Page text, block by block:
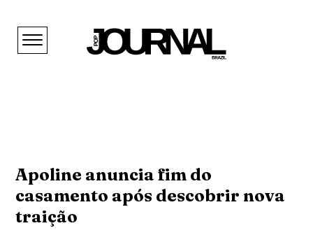
Apoline anuncia fim do
casamento após descobrir nova
traição